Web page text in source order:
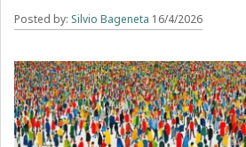
Posted by: Silvio Bageneta 16/4/2026